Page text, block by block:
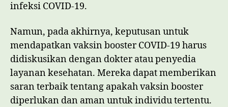
infeksi COVID-19.
Namun, pada akhirnya, keputusan untuk
mendapatkan vaksin booster COVID-19 harus
didiskusikan dengan dokter atau penyedia
layanan kesehatan. Mereka dapat memberikan
saran terbaik tentang apakah vaksin booster
diperlukan dan aman untuk individu tertentu.